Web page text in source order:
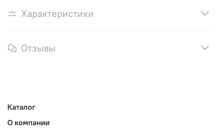
Характеристики
Отзывы
Каталог
О компании